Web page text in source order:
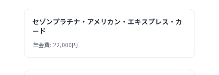
セゾンプラチナ・アメリカン・エキスプレス・カ
ード
年会費: 22,000円